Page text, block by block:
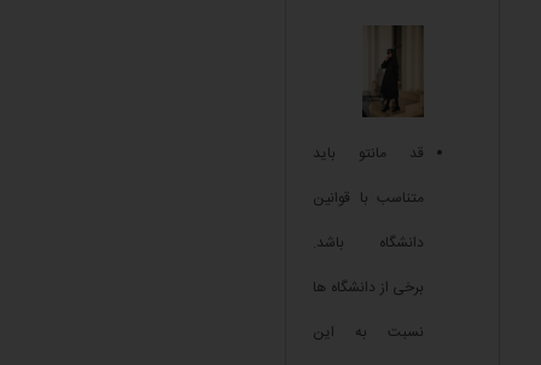
قد مانتو باید
متناسب با قوانین
دانشگاه باشد.
برخی از دانشگاه ها
نسبت به این